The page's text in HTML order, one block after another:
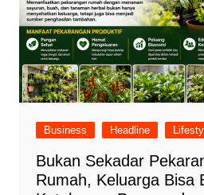
Business Headline
Bukan Sekadar
Rumah, Keluarga Bisa